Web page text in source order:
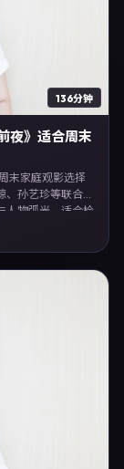
136分钟
夜》适合周末
末家庭观影选择
孙艺珍等联合出
人物弧光，适合检
。2016年6月13